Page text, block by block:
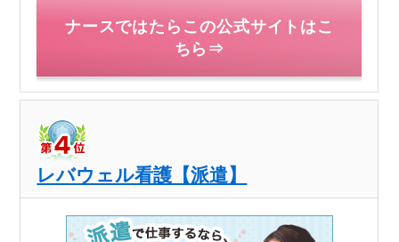
ナースではたらこの公式サイトはこ
ちら⇒
レバウェル看護【派遣】